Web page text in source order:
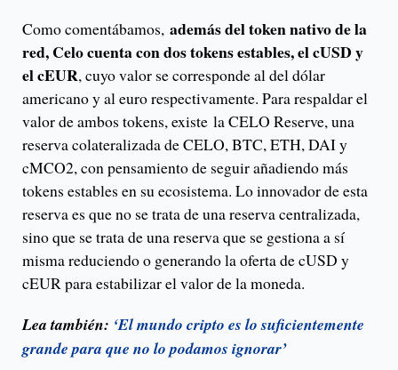
Como comentábamos, además del token nativo de la
red, Celo cuenta con dos tokens estables, el cUSD y
el cEUR, cuyo valor se corresponde al del dólar
americano y al euro respectivamente. Para respaldar el
valor de ambos tokens, existe la CELO Reserve, una
reserva colateralizada de CELO, BTC, ETH, DAI y
cMCO2, con pensamiento de seguir añadiendo más
tokens estables en su ecosistema. Lo innovador de esta
reserva es que no se trata de una reserva centralizada,
sino que se trata de una reserva que se gestiona a sí
misma reduciendo o generando la oferta de cUSD y
cEUR para estabilizar el valor de la moneda.
Lea también: ‘El mundo cripto es lo suficientemente
grande para que no lo podamos ignorar’